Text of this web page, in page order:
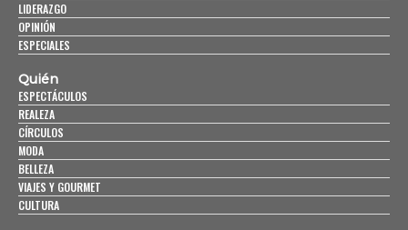
LIDERAZGO
OPINIÓN
ESPECIALES
Quién
ESPECTÁCULOS
REALEZA
CÍRCULOS
MODA
BELLEZA
VIAJES Y GOURMET
CULTURA